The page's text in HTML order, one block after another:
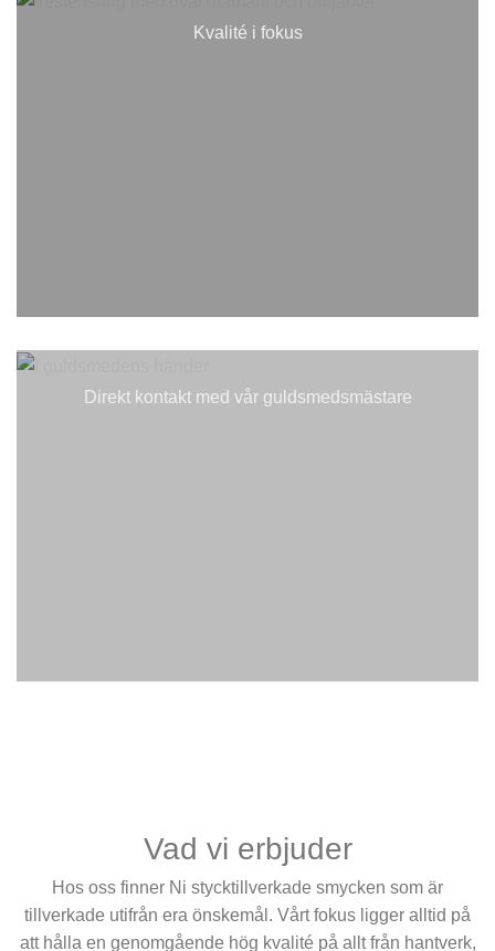
Kvalité i fokus
Direkt kontakt med vår guldsmedsmästare
Vad vi erbjuder
Hos oss finner Ni stycktillverkade smycken som är
tillverkade utifrån era önskemål. Vårt fokus ligger alltid på
att hålla en genomgående hög kvalité på allt från hantverk,